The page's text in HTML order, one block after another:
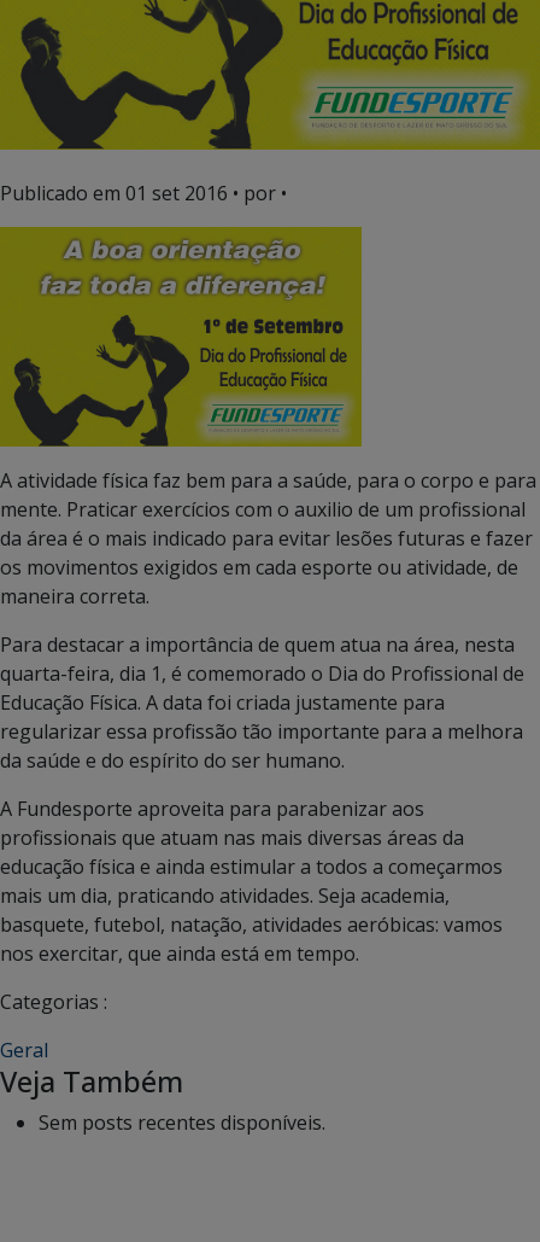
Publicado em 01 set 2016 • por •
A atividade física faz bem para a saúde, para o corpo e para
mente. Praticar exercícios com o auxilio de um profissional
da área é o mais indicado para evitar lesões futuras e fazer
os movimentos exigidos em cada esporte ou atividade, de
maneira correta.
Para destacar a importância de quem atua na área, nesta
quarta-feira, dia 1, é comemorado o Dia do Profissional de
Educação Física. A data foi criada justamente para
regularizar essa profissão tão importante para a melhora
da saúde e do espírito do ser humano.
A Fundesporte aproveita para parabenizar aos
profissionais que atuam nas mais diversas áreas da
educação física e ainda estimular a todos a começarmos
mais um dia, praticando atividades. Seja academia,
basquete, futebol, natação, atividades aeróbicas: vamos
nos exercitar, que ainda está em tempo.
Categorias :
Geral
Veja Também
Sem posts recentes disponíveis.